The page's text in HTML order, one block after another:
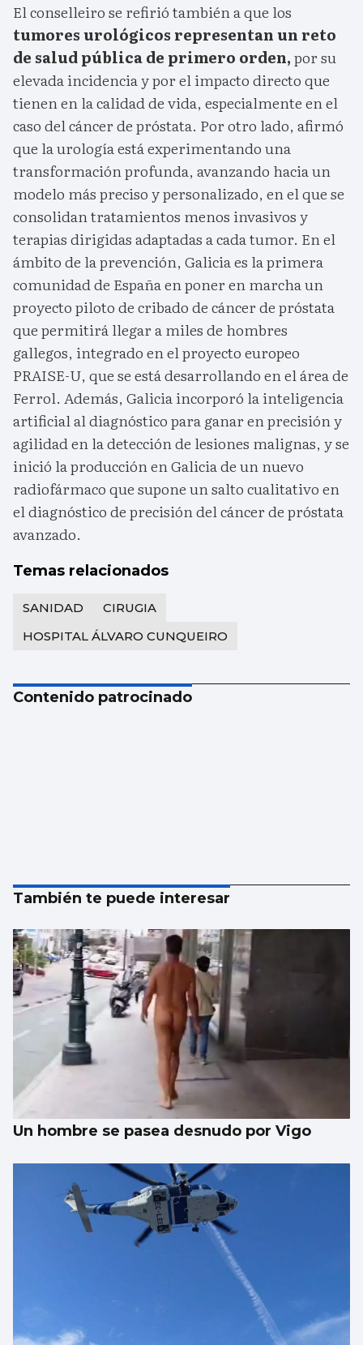
El conselleiro se refirió también a que los
tumores urológicos representan un reto
de salud pública de primero orden,por su
elevada incidencia y por el impacto directo que
tienen en la calidad de vida, especialmente en el
caso del cáncer de próstata. Por otro lado, afirmó
que la urología está experimentando una
transformación profunda, avanzando hacia un
modelo más preciso y personalizado, en el que se
consolidan tratamientos menos invasivos y
terapias dirigidas adaptadas a cada tumor. En el
ámbito de la prevención, Galicia es la primera
comunidad de España en poner en marcha un
proyecto piloto de cribado de cáncer de próstata
que permitirá llegar a miles de hombres
gallegos, integrado en el proyecto europeo
PRAISE-U, que se está desarrollando en el área de
Ferrol. Además, Galicia incorporó la inteligencia
artificial al diagnóstico para ganar en precisión y
agilidad en la detección de lesiones malignas, y se
inició la producción en Galicia de un nuevo
radiofármaco que supone un salto cualitativo en
el diagnóstico de precisión del cáncer de próstata
avanzado.
Temas relacionados
SANIDAD
CIRUGIA
HOSPITAL ÁLVARO CUNQUEIRO
Contenido patrocinado
También te puede interesar
Un hombre se pasea desnudo por Vigo